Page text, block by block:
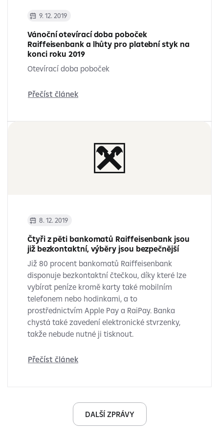
9. 12. 2019
Vánoční otevírací doba poboček
Raiffeisenbank a lhůty pro platební styk na
konci roku 2019
Otevírací doba poboček
Přečíst článek
8. 12. 2019
Čtyři z pěti bankomatů Raiffeisenbank jsou
již bezkontaktní, výběry jsou bezpečnější
Již 80 procent bankomatů Raiffeisenbank
disponuje bezkontaktní čtečkou, díky které lze
vybírat peníze kromě karty také mobilním
telefonem nebo hodinkami, a to
prostřednictvím Apple Pay a RaiPay. Banka
chystá také zavedení elektronické stvrzenky,
takže nebude nutné ji tisknout.
Přečíst článek
DALŠÍ ZPRÁVY